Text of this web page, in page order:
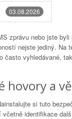
03.08.2026
zprávu nebo jste byli
nejste jediný.
často vyhledávané,
hovory a
si tuto
identifikace